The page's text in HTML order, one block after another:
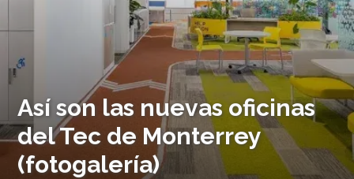
Así son las nuevas oficinas
del Tec de Monterrey
(fotogalería)